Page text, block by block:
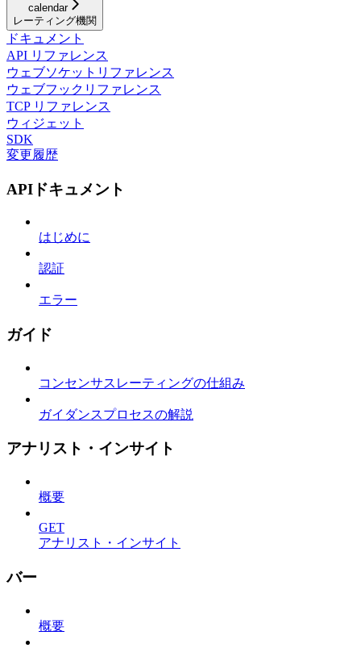
calendar
レーティング機関
ドキュメント
API リファレンス
ウェブソケットリファレンス
ウェブフックリファレンス
TCP リファレンス
ウィジェット
SDK
変更履歴
APIドキュメント
はじめに
認証
エラー
ガイド
コンセンサスレーティングの仕組み
ガイダンスプロセスの解説
アナリスト・インサイト
概要
GET
アナリスト・インサイト
バー
概要